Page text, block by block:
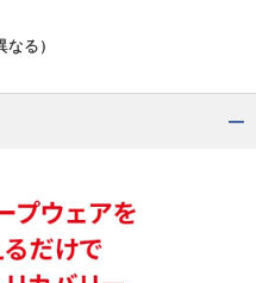
なる）